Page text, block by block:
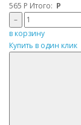
565 Р Итого: Р
–
в корзину
Купить в один клик